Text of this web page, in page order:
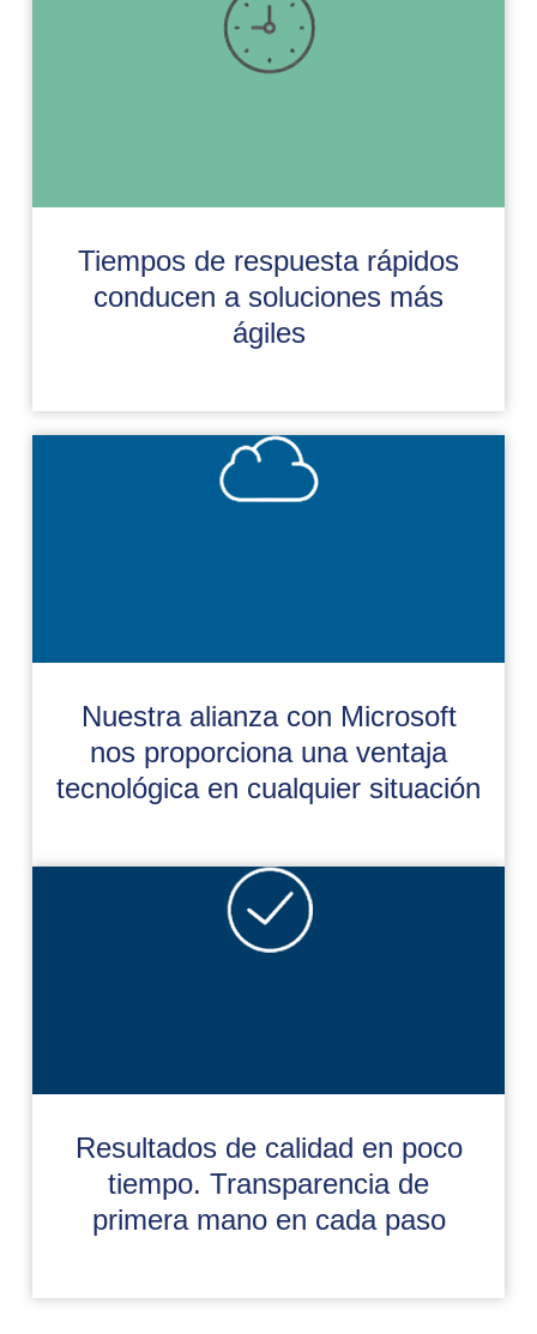
Tiempos de respuesta rápidos
conducen a soluciones más
ágiles
Nuestra alianza con Microsoft
nos proporciona una ventaja
tecnológica en cualquier situación
Resultados de calidad en poco
tiempo. Transparencia de
primera mano en cada paso